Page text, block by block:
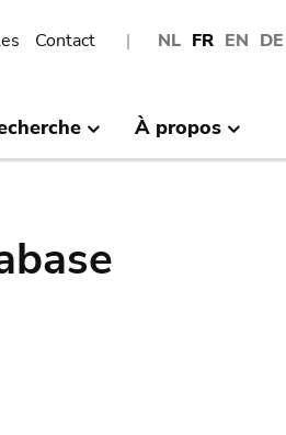
NL FR EN DE
Contact
À propos